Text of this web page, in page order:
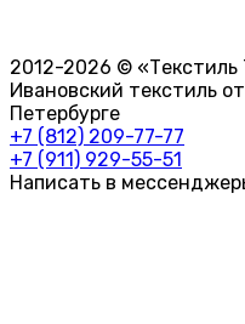
2012-2026 ©
Ивановский текстиль
Петербурге
+7 (812) 209-77-77
+7 (911) 929-55-51
Написать в